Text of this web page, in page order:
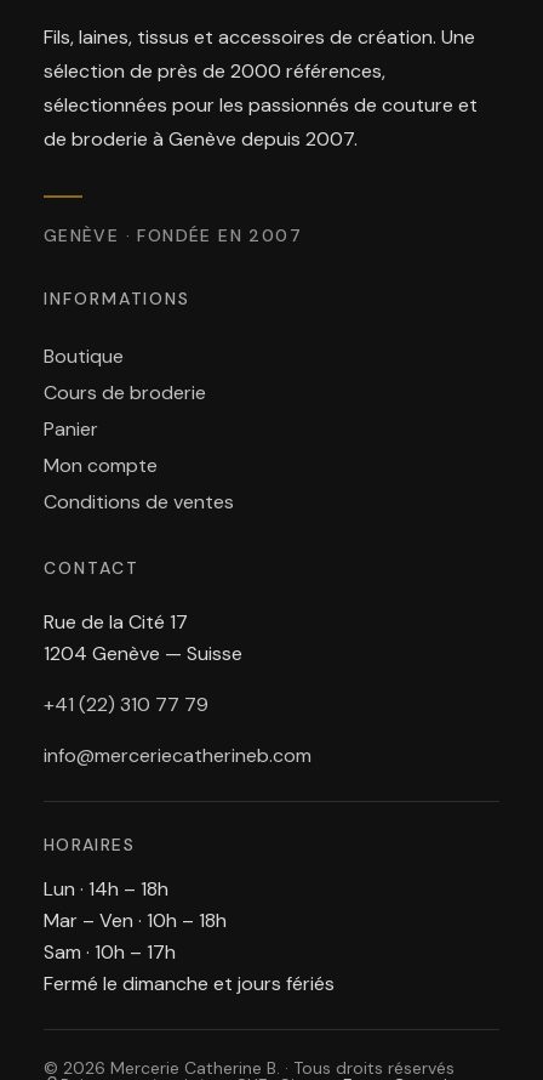
Fils, laines, tissus et accessoires de création. Une
sélection de près de 2000 références,
sélectionnées pour les passionnés de couture et
de broderie à Genève depuis 2007.
GENÈVE · FONDÉE EN 2007
INFORMATIONS
Boutique
Cours de broderie
Panier
Mon compte
Conditions de ventes
CONTACT
Rue de la Cité 17
1204 Genève — Suisse
+41 (22) 310 77 79
info@merceriecatherineb.com
HORAIRES
Lun · 14h – 18h
Mar – Ven · 10h – 18h
Sam · 10h – 17h
Fermé le dimanche et jours fériés
© 2026 Mercerie Catherine B. · Tous droits réservés